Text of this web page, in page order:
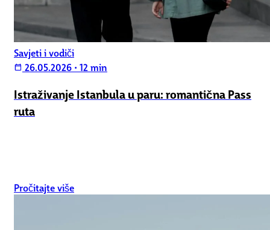
Savjeti i vodiči
calendar_today 26.05.2026 • 12 min
Istraživanje Istanbula u paru: romantična Pass
ruta
Pročitajte više